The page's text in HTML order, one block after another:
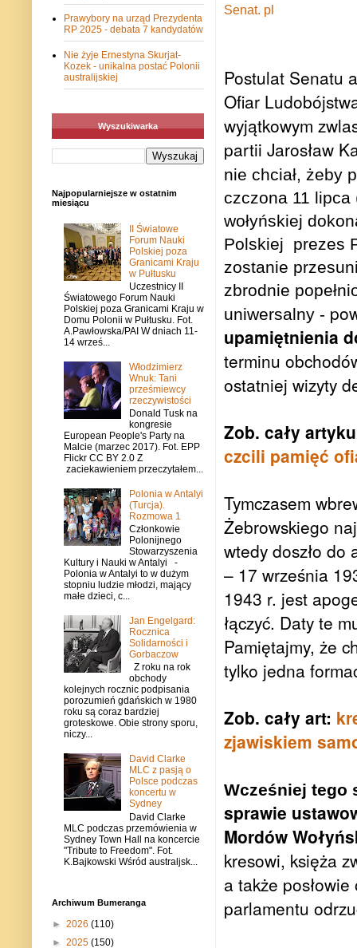
Senat. pl
Postulat Senatu
Ofiar
wyjątkowym
partii Jarosław
nie chciał, żeby
czczona 11
wołyńskiej
Polskiej
prezes
zostanie
zbrodnie
uniwersalny -
upamiętnienia
terminu
ostatniej wizyty
Zob. cały
czcili pamięć
Tymczasem
Żebrowskiego
wtedy doszło do
– 17 września
1943 r. jest
łączyć. Daty te
Pamiętajmy, że
tylko jedna
Zob. cały art:
zjawiskiem
Wcześniej tego
sprawie
Mordów
kresowi, księża
a także
parlamentu
Prawybory na urząd Prezydenta
RP 2025 - debata 7 kandydatów
Nie żyje Ernestyna Skurjat-
Kozek - unikalna postać Polonii
australijskiej
Wyszukiwarka
Najpopularniejsze w ostatnim
miesiącu
II Światowe
Forum Nauki
Polskiej poza
Granicami Kraju
w Pułtusku
Uczestnicy II
Światowego Forum Nauki
Polskiej poza Granicami Kraju w
Domu Polonii w Pułtusku. Fot.
A.Pawłowska/PAI W dniach 11-
14 wrześ...
Włodzimierz
Wnuk: Tani
prześmiewcy
rzeczywistości
Donald Tusk na
kongresie
European People's Party na
Malcie (marzec 2017). Fot. EPP
Flickr CC BY 2.0 Z
zaciekawieniem przeczytałem...
Polonia w Antalyi
(Turcja).
Rozmowa 1
Członkowie
Polonijnego
Stowarzyszenia
Kultury i Nauki w Antalyi -
Polonia w Antalyi to w dużym
stopniu ludzie młodzi, mający
małe dzieci, c...
Jan Engelgard:
Rocznica
Solidarności i
Gorbaczow
Z roku na rok
obchody
kolejnych rocznic podpisania
porozumień gdańskich w 1980
roku są coraz bardziej
groteskowe. Obie strony sporu,
niczy...
David Clarke
MLC z pasją o
Polsce podczas
koncertu w
Sydney
David Clarke
MLC podczas przemówienia w
Sydney Town Hall na koncercie
"Tribute to Freedom". Fot.
K.Bajkowski Wśród australjsk...
Archiwum Bumeranga
► 2026 (110)
► 2025 (150)